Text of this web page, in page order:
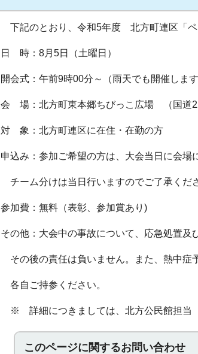
下記のとおり、令和5年度 北方町連区「ペ
日 時：8月5日（土曜日）
開会式：午前9時00分～（雨天でも開催します
会 場：北方町東本郷ちびっこ広場 （国道
対 象：北方町連区に在住・在勤の方
申込み：参加ご希望の方は、大会当日に会場
チーム分けは当日行いますのでご了承くだ
参加費：無料（表彰、参加賞あり)
その他：大会中の事故について、応急処置及
その後の責任は負いません。また、熱中症
各自ご持参ください。
※ 詳細につきましては、北方公民館担当（
このページに関するお問い合わせ